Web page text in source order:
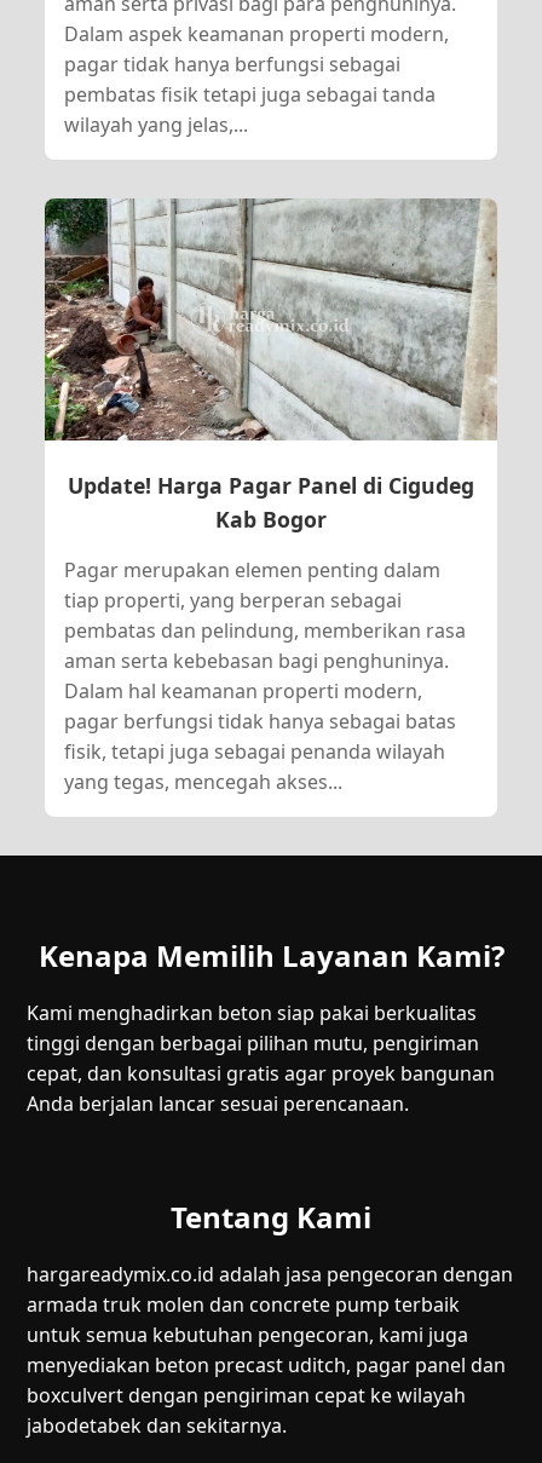
Dalam aspek keamanan properti modern,
pagar tidak hanya berfungsi sebagai
pembatas fisik tetapi juga sebagai tanda
wilayah yang jelas,...
Update! Harga Pagar Panel di Cigudeg
Kab Bogor
Pagar merupakan elemen penting dalam
tiap properti, yang berperan sebagai
pembatas dan pelindung, memberikan rasa
aman serta kebebasan bagi penghuninya.
Dalam hal keamanan properti modern,
pagar berfungsi tidak hanya sebagai batas
fisik, tetapi juga sebagai penanda wilayah
yang tegas, mencegah akses...
Kenapa Memilih Layanan Kami?
Kami menghadirkan beton siap pakai berkualitas
tinggi dengan berbagai pilihan mutu, pengiriman
cepat, dan konsultasi gratis agar proyek bangunan
Anda berjalan lancar sesuai perencanaan.
Tentang Kami
hargareadymix.co.id adalah jasa pengecoran dengan
armada truk molen dan concrete pump terbaik
untuk semua kebutuhan pengecoran, kami juga
menyediakan beton precast uditch, pagar panel dan
boxculvert dengan pengiriman cepat ke wilayah
jabodetabek dan sekitarnya.